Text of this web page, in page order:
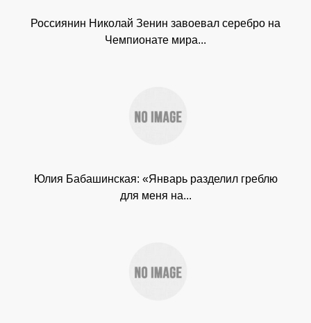
Россиянин Николай Зенин завоевал серебро на
Чемпионате мира...
Юлия Бабашинская: «Январь разделил греблю
для меня на...